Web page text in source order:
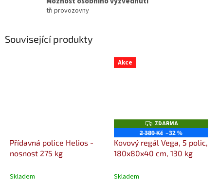
tři provozovny
Související produkty
Přídavná police Helios -
nosnost 275 kg
Skladem
Akce
Z
D
A
R
M
A
ZDARMA
2 389 Kč –32 %
Kovový regál Vega, 5 polic,
180x80x40 cm, 130 kg
Skladem